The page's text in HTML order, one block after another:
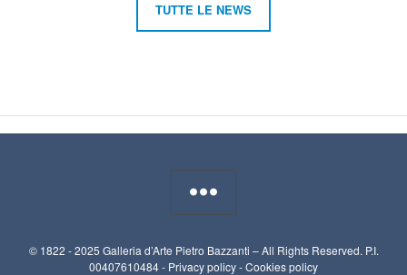
TUTTE LE NEWS
© 1822 - 2025 Galleria d’Arte Pietro Bazzanti – All Rights Reserved. P.I.
00407610484 - Privacy policy-Cookies policy